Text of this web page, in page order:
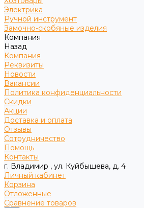
Электрика
Ручной инструмент
Замочно-скобяные изделия
Компания
Назад
Компания
Реквизиты
Новости
Вакансии
Политика конфиденциальности
Скидки
Акции
Доставка и оплата
Отзывы
Сотрудничество
Помощь
Контакты
г. Владимир , ул. Куйбышева, д. 4
Личный кабинет
Корзина
Отложенные
Сравнение товаров